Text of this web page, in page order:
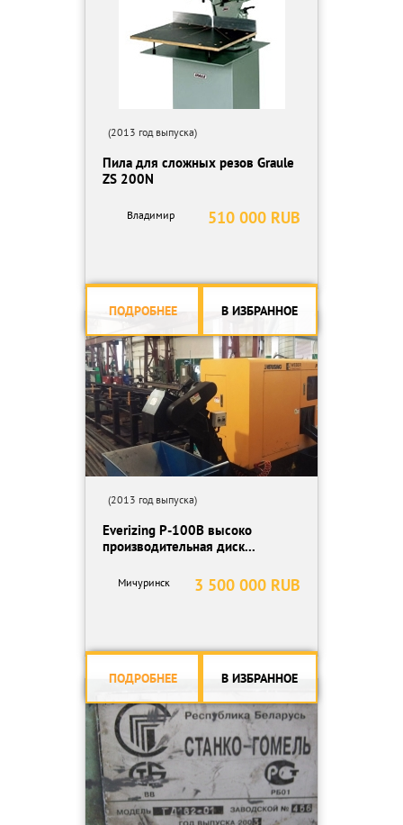
(2013 год выпуска)
Пила для сложных резов Graule
ZS 200N
510 000 RUB
Владимир
ПОДРОБНЕЕ В ИЗБРАННОЕ
(2013 год выпуска)
Everizing P-100B высоко
производительная диск...
3 500 000 RUB
Мичуринск
ПОДРОБНЕЕ В ИЗБРАННОЕ